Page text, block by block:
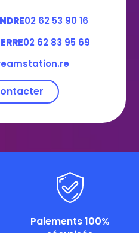
02 62 53 90 16
02 62 83 95 69
Paiements 100%